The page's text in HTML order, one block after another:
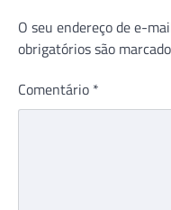
O seu endereço de e-
obrigatórios são
Comentário *